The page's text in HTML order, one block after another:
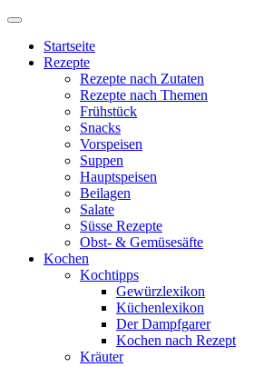
Startseite
Rezepte
Rezepte nach Zutaten
Rezepte nach Themen
Frühstück
Snacks
Vorspeisen
Suppen
Hauptspeisen
Beilagen
Salate
Süsse Rezepte
Obst- & Gemüsesäfte
Kochen
Kochtipps
Gewürzlexikon
Küchenlexikon
Der Dampfgarer
Kochen nach Rezept
Kräuter